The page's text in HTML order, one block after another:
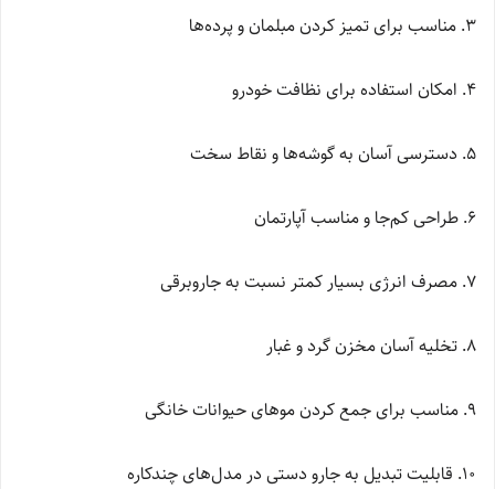
۳. مناسب برای تمیز کردن مبلمان و پرده‌ها
۴. امکان استفاده برای نظافت خودرو
۵. دسترسی آسان به گوشه‌ها و نقاط سخت
۶. طراحی کم‌جا و مناسب آپارتمان
۷. مصرف انرژی بسیار کمتر نسبت به جاروبرقی
۸. تخلیه آسان مخزن گرد و غبار
۹. مناسب برای جمع کردن موهای حیوانات خانگی
۱۰. قابلیت تبدیل به جارو دستی در مدل‌های چندکاره